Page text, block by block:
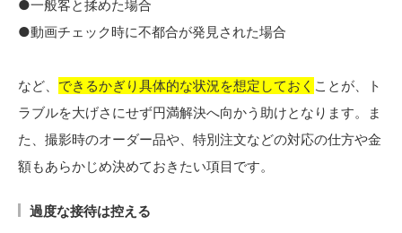
●一般客と揉めた場合
●動画チェック時に不都合が発見された場合
など、 できるかぎり具体的な状況を想定しておく ことが、ト
ラブルを大げさにせず円満解決へ向かう助けとなります。ま
た、撮影時のオーダー品や、特別注文などの対応の仕方や金
額もあらかじめ決めておきたい項目です。
過度な接待は控える